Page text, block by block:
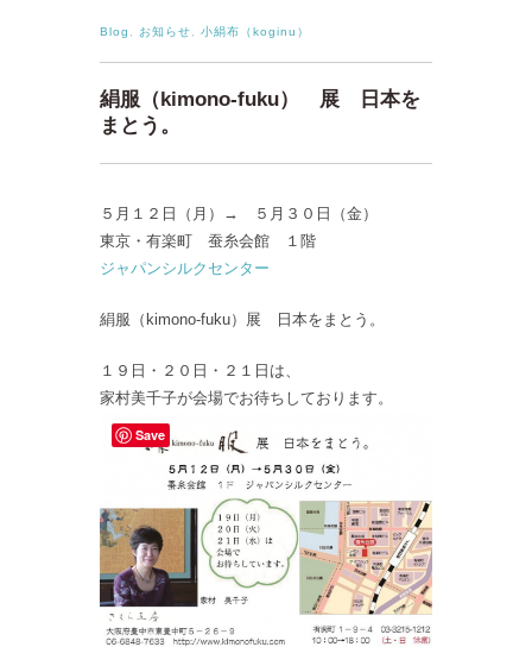
Blog お知らせ 小絹布（koginu）
絹服（kimono‐fuku） 展 日本を
まとう。
５月１２日（月）→ ５月３０日（金）
東京・有楽町 蚕糸会館 １階
ジャパンシルクセンター
絹服（kimono‐fuku）展 日本をまとう。
１９日・２０日・２１日は、
家村美千子が会場でお待ちしております。
Save